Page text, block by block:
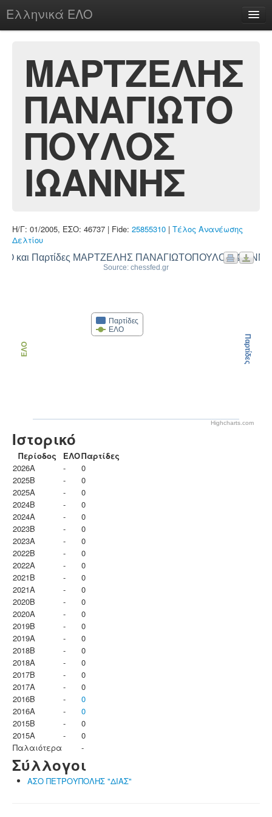
Ελληνικά ΕΛΟ
chesstu.be @ discord
Login
ΜΑΡΤΖΕΛΗΣ
ΠΑΝΑΓΙΩΤΟ
ΠΟΥΛΟΣ
ΙΩΑΝΝΗΣ
Η/Γ: 01/2005, ΕΣΟ: 46737 | Fide: 25855310 | Τέλος Ανανέωσης
Δελτίου
και Παρτίδες ΜΑΡΤΖΕΛΗΣ ΠΑΝΑΓΙΩΤΟΠΟΥΛΟΣ
Source: chessfed.gr
Παρτίδες
ΕΛΟ
ΕΛΟ Παρτίδες
Highcharts.com
Ιστορικό
Περίοδος ΕΛΟΠαρτίδες
2026A
-
0
2025B
-
0
2025A
-
0
2024B
-
0
2024A
-
0
2023B
-
0
2023Α
-
0
2022B
-
0
2022A
-
0
2021B
-
0
2021A
-
0
2020B
-
0
2020A
-
0
2019B
-
0
2019A
-
0
2018B
-
0
2018A
-
0
2017B
-
0
2017A
-
0
2016B
-
0
2016A
-
0
2015B
-
0
2015A
-
0
Παλαιότερα
-
Σύλλογοι
ΑΣΟ ΠΕΤΡΟΥΠΟΛΗΣ "ΔΙΑΣ"